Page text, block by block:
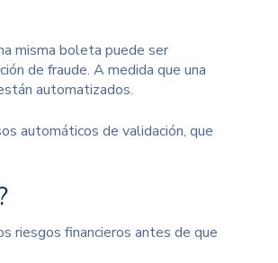
misma boleta puede ser
de fraude. A medida que una
automatizados.
automáticos de validación, que
riesgos financieros antes de que